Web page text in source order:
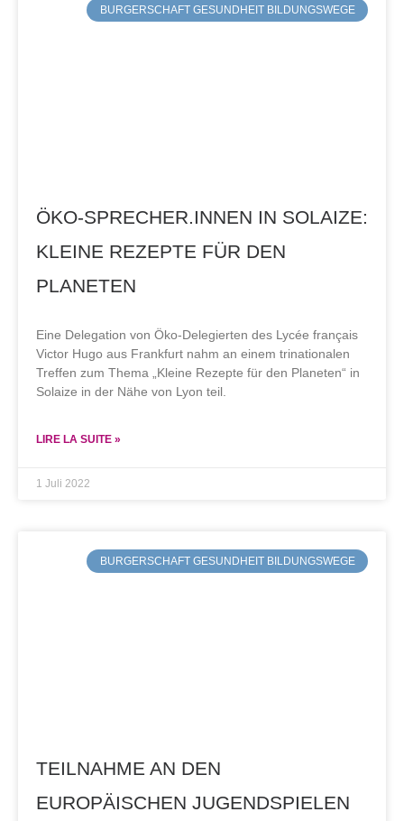
BURGERSCHAFT GESUNDHEIT BILDUNGSWEGE
ÖKO-SPRECHER.INNEN IN SOLAIZE:
KLEINE REZEPTE FÜR DEN
PLANETEN
Eine Delegation von Öko-Delegierten des Lycée français
Victor Hugo aus Frankfurt nahm an einem trinationalen
Treffen zum Thema „Kleine Rezepte für den Planeten“ in
Solaize in der Nähe von Lyon teil.
LIRE LA SUITE »
1 Juli 2022
BURGERSCHAFT GESUNDHEIT BILDUNGSWEGE
TEILNAHME AN DEN
EUROPÄISCHEN JUGENDSPIELEN